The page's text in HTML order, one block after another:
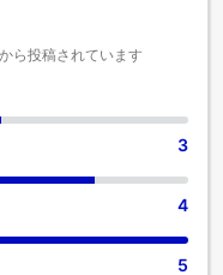
ら投稿されています
3
4
5